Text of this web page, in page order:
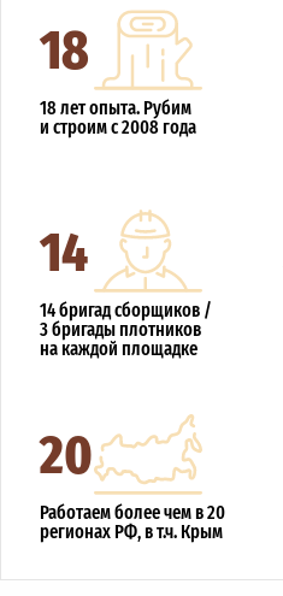
18
18 лет опыта. Рубим
и строим с 2008 года
14
14 бригад сборщиков /
3 бригады плотников
на каждой площадке
20
Работаем более чем в 20
регионах РФ, в т.ч. Крым